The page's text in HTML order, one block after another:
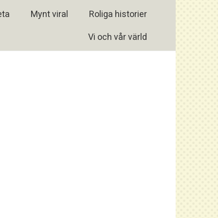
Mynt viral Roliga historier
Vi och vår värld